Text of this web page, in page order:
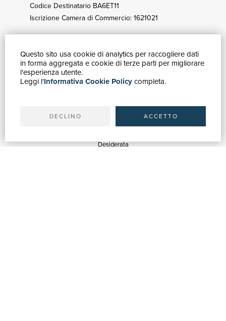
Questo sito usa cookie di analytics per raccogliere dati
in forma aggregata e cookie di terze parti per migliorare
l'esperienza utente.
Leggi l'Informativa Cookie Policycompleta.
DECLINO ACCETTO
Codice Destinatario BA6ET11
Iscrizione Camera di Commercio: 1621021
GUIDA ACQUISTI
Ricerca avanzata
Spedizioni
Desiderata